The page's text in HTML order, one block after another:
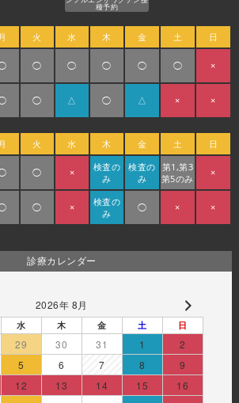
種予約
月 火 水 木 金 土
日
◯ ◯ ◯ ◯ ◯ ×
◯ △ ◯ △ × ×
月 火 水 木 金 土
日
◯ ×
検査の
み
検査の
み
第1,第3
第5のみ
×
◯ ×
検査の
み
◯ × ×
診療カレンダー
2026年 8月
水 木 金 土 日
29 30 31 1
2
5 6 7 8
9
12 13 14 15
16